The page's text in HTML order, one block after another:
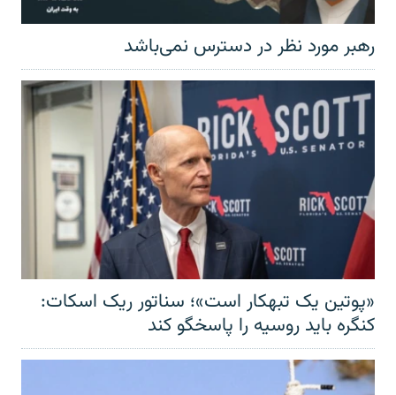
رهبر مورد نظر در دسترس نمی‌باشد
«پوتین یک تبهکار است»؛ سناتور ریک اسکات:
کنگره باید روسیه را پاسخگو کند